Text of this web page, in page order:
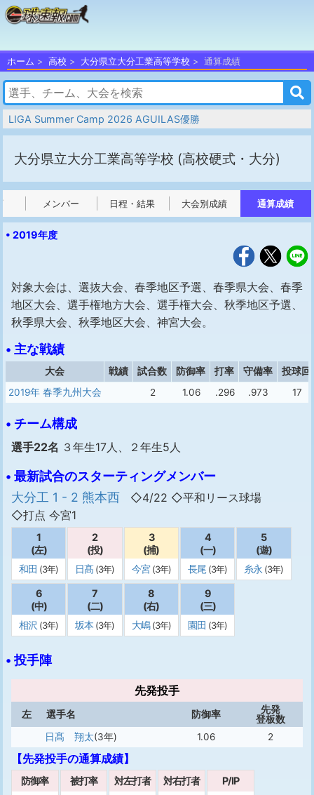
ホーム 高校 大分県立大分工業高等学校 通算成績
LIGA Summer Camp 2026 AGUILAS優勝
大分県立大分工業高等学校 (高校硬式・大分)
メンバー 日程・結果 大会別成績 通算成績
• 2019年度
対象大会は、選抜大会、春季地区予選、春季県大会、春季
地区大会、選手権地方大会、選手権大会、秋季地区予選、
秋季県大会、秋季地区大会、神宮大会。
• 主な戦績
大会 戦績 試合数 防御率 打率 守備率
投球回
2019年 春季九州大会
2 1.06 .296 .973 17
• チーム構成
選手22名 ３年生17人、２年生5人
• 最新試合のスターティングメンバー
大分工 1 - 2 熊本西
◇4/22 ◇平和リース球場
◇打点 今宮1
1
(左)
和田 (3年)
2
(投)
日髙 (3年)
3
(捕)
今宮(3年)
4
(一)
長尾 (3年)
5
(遊)
糸永 (3年)
6
(中)
相沢 (3年)
7
(二)
坂本 (3年)
8
(右)
大嶋(3年)
9
(三)
園田 (3年)
• 投手陣
先発投手
左 選手名 防御率
先発
登板数
日髙 翔太(3年) 1.06 2
【先発投手の通算成績】
防御率
被打率
対左打者
対右打者
P/IP